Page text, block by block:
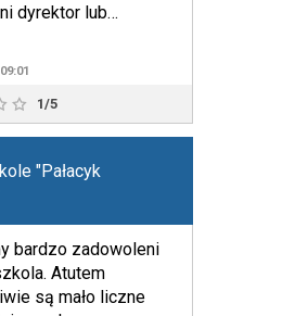
dyrektor lub
1/5
"Pałacyk
bardzo zadowoleni
Atutem
są mało liczne